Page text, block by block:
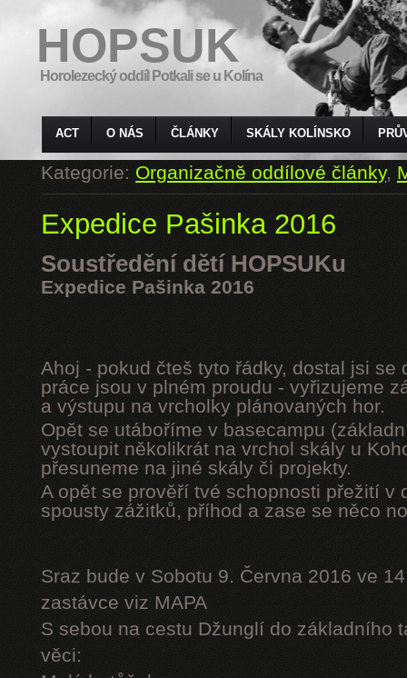
HOPSUK
Horolezecký oddíl Potkali se u Kolína
ACT O NÁS ČLÁNKY SKÁLY KOLÍNSKO
Kategorie:Organizačně oddílové články,
Expedice Pašinka 2016
Soustředění dětí HOPSUKu
Expedice Pašinka 2016
Ahoj - pokud čteš tyto řádky, dostal jsi se
práce jsou v plném proudu - vyřizujeme
a výstupu na vrcholky plánovaných hor.
Opět se utáboříme v basecampu
vystoupit několikrát na vrchol skály u
přesuneme na jiné skály či projekty.
A opět se prověří tvé schopnosti přežití v
spousty zážitků, příhod a zase se něco
Sraz bude v Sobotu 9. Června 2016 ve
zastávce viz MAPA
S sebou na cestu Džunglí do základního
věci: